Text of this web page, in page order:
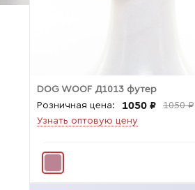
DOG WOOF Д1013 футер
Розничная цена:
1050 ₽
1050 ₽
Узнать оптовую цену